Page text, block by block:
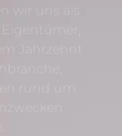
wir uns als
Jahrzehnt